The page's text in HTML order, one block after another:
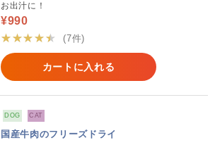
お出汁に！
¥990
★★★★★
(7件)
カートに入れる
DOG CAT
国産牛肉のフリーズドライ